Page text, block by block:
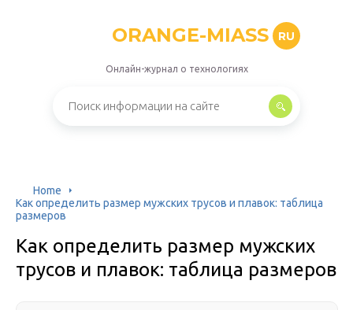
ORANGE-MIASS RU
Онлайн-журнал о технологиях
Home
Как определить размер мужских трусов и плавок: таблица
размеров
Как определить размер мужских
трусов и плавок: таблица размеров